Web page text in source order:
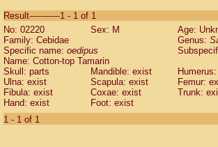
CebidaeSaguinus labiatus(0)
Cebidae Saguinus leucopus (0)
Cebidae
CebidaeSaguinus mystax
Cebidae Saguinus nigricollis (0)
Cebidae Saguinus oedipus
Cebidae Saguinus weddelli
Cebidae Saguinusspp.
Cebidae
Result-----------1 - 1 of 1
No: 02220
Sex: M
Age:
Family: Cebidae
Genus:
Specific name: oedipus
Name: Cotton-top Tamarin
Skull: parts
Mandible: exist
Ulna: exist
Scapula: exist
Femur:
Fibula: exist
Coxae: exist
Trunk:
Hand: exist
Foot: exist
1 - 1 of 1